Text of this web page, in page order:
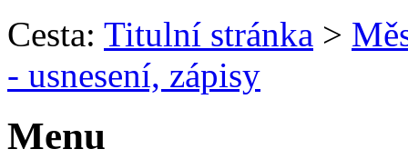
Cesta: Titulní stránka >
- usnesení, zápisy
Menu